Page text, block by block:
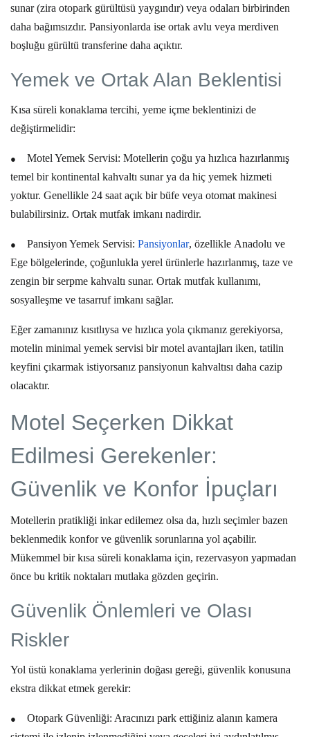
sunar (zira otopark gürültüsü yaygındır) veya odaları birbirinden
daha bağımsızdır. Pansiyonlarda ise ortak avlu veya merdiven
boşluğu gürültü transferine daha açıktır.
Yemek ve Ortak Alan Beklentisi
Kısa süreli konaklama tercihi, yeme içme beklentinizi de
değiştirmelidir:
● Motel Yemek Servisi: Motellerin çoğu ya hızlıca hazırlanmış
temel birkontinental kahvaltı sunar ya da hiç yemek hizmeti
yoktur. Genellikle 24 saat açık bir büfe veya otomat makinesi
bulabilirsiniz. Ortak mutfak imkanı nadirdir.
● Pansiyon Yemek Servisi: Pansiyonlar, özellikle Anadolu ve
Ege bölgelerinde, çoğunlukla yerel ürünlerle hazırlanmış, taze ve
zengin birserpme kahvaltı sunar. Ortak mutfak kullanımı,
sosyalleşme ve tasarruf imkanı sağlar.
Eğer zamanınız kısıtlıysa ve hızlıca yola çıkmanız gerekiyorsa,
motelin minimal yemek servisi birmotel avantajları iken, tatilin
keyfini çıkarmak istiyorsanız pansiyonun kahvaltısı daha cazip
olacaktır.
Motel Seçerken Dikkat
Edilmesi Gerekenler:
Güvenlik ve Konfor İpuçları
Motellerin pratikliği inkar edilemez olsa da, hızlı seçimler bazen
beklenmedik konfor ve güvenlik sorunlarına yol açabilir.
Mükemmel birkısa süreli konaklama için, rezervasyon yapmadan
önce bu kritik noktaları mutlaka gözden geçirin.
Güvenlik Önlemleri ve Olası
Riskler
Yol üstü konaklama yerlerinin doğası gereği, güvenlik konusuna
ekstra dikkat etmek gerekir:
● Otopark Güvenliği: Aracınızı park ettiğiniz alanın kamera